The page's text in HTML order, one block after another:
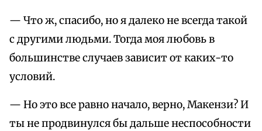
— Что ж, спасибо, но я далеко не всегда такой
с другими людьми. Тогда моя любовь в
большинстве случаев зависит от каких-то
условий.
— Но это все равно начало, верно, Макензи? И
ты не продвинулся бы дальше неспособности